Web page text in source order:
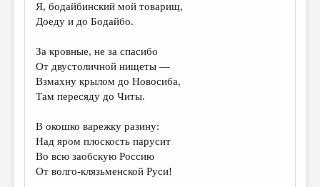
ОТДЕЛЫ И РУБРИКИ
ИЗБРАННОЕ
ДАЙДЖЕСТ
ПРОИЗВЕДЕНИЯ
ПЕРЕВОДЫ
КОНКУРСЫ
ДЕТСКАЯ КОМНАТА
КНИЖНАЯ ПОЛКА
Я, бодайбинский мой товарищ,
Доеду и до Бодайбо.
За кровные, не за спасибо
От двустоличной нищеты —
Взмахну крылом до Новосиба,
Там пересяду до Читы.
В окошко варежку разину:
Над яром плоскость парусит
Во всю заобскую Россию
От волго-клязьменской Руси!